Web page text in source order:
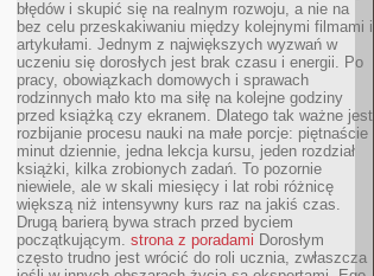
błędów i skupić się na realnym rozwoju, a nie na
bez celu przeskakiwaniu między kolejnymi filmami i
artykułami. Jednym z największych wyzwań w
uczeniu się dorosłych jest brak czasu i energii. Po
pracy, obowiązkach domowych i sprawach
rodzinnych mało kto ma siłę na kolejne godziny
przed książką czy ekranem. Dlatego tak ważne jest
rozbijanie procesu nauki na małe porcje: piętnaście
minut dziennie, jedna lekcja kursu, jeden rozdział
książki, kilka zrobionych zadań. To pozornie
niewiele, ale w skali miesięcy i lat robi różnicę
większą niż intensywny kurs raz na jakiś czas.
Drugą barierą bywa strach przed byciem
początkującym. strona z poradami Dorosłym
często trudno jest wrócić do roli ucznia, zwłaszcza